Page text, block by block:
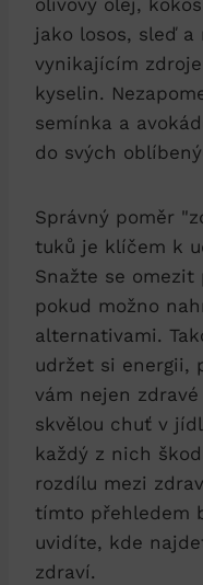
olivový olej,
jako losos, sleď a
vynikajícím
kyselin.
semínka a
do svých
Správný poměr
tuků je klíčem k
Snažte se
pokud možno
alternativami.
udržet si energii,
vám nejen
skvělou chuť v
každý z nich
rozdílu mezi
tímto přehledem
uvidíte, kde
zdraví.